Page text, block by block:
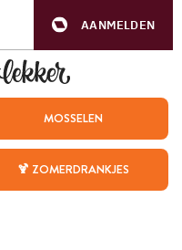
AANMELDEN
MOSSELEN
🍹 ZOMERDRANKJES